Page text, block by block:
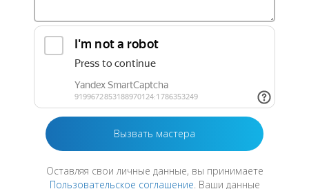
Оставляя свои личные данные, вы принимаете
Пользовательское соглашение. Ваши данные